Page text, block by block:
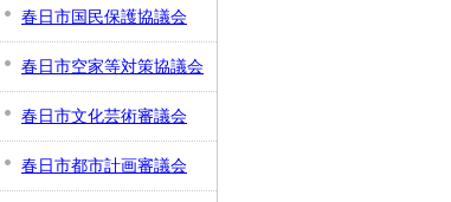
春日市国民保護協議会
春日市空家等対策協議会
春日市文化芸術審議会
春日市都市計画審議会